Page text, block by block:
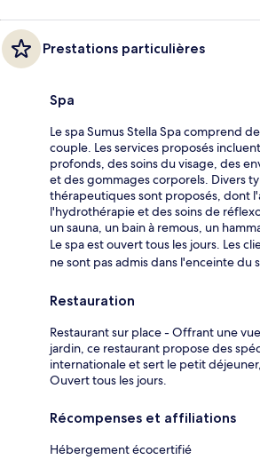
Prestations particulières
Spa
Le spa Sumus Stella Spa comprend
couple. Les services proposés
profonds, des soins du visage, des
et des gommages corporels. Divers
thérapeutiques sont proposés, dont
l'hydrothérapie et des soins de
un sauna, un bain à remous, un
Le spa est ouvert tous les jours. Les
ne sont pas admis dans l'enceinte du
Restauration
Restaurant sur place - Offrant une
jardin, ce restaurant propose des
internationale et sert le petit
Ouvert tous les jours.
Récompenses et affiliations
Hébergement écocertifié